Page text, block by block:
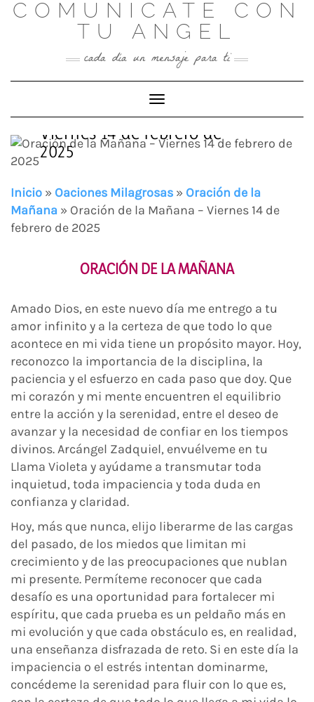
SkipCOMUNICATE CON
TU ANGEL
cada día un mensaje para ti
Toggle Navigation
Oración de la Mañana –
Viernes 14 de febrero de
2025
Inicio » Oaciones Milagrosas » Oración de la
Mañana » Oración de la Mañana – Viernes 14 de
febrero de 2025
ORACIÓN DE LA MAÑANA
Amado Dios, en este nuevo día me entrego a tu
amor infinito y a la certeza de que todo lo que
acontece en mi vida tiene un propósito mayor. Hoy,
reconozco la importancia de la disciplina, la
paciencia y el esfuerzo en cada paso que doy. Que
mi corazón y mi mente encuentren el equilibrio
entre la acción y la serenidad, entre el deseo de
avanzar y la necesidad de confiar en los tiempos
divinos. Arcángel Zadquiel, envuélveme en tu
Llama Violeta y ayúdame a transmutar toda
inquietud, toda impaciencia y toda duda en
confianza y claridad.
Hoy, más que nunca, elijo liberarme de las cargas
del pasado, de los miedos que limitan mi
crecimiento y de las preocupaciones que nublan
mi presente. Permíteme reconocer que cada
desafío es una oportunidad para fortalecer mi
espíritu, que cada prueba es un peldaño más en
mi evolución y que cada obstáculo es, en realidad,
una enseñanza disfrazada de reto. Si en este día la
impaciencia o el estrés intentan dominarme,
concédeme la serenidad para fluir con lo que es,